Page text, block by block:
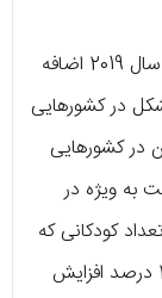
تقریبا 38.2 میلیون کودک زیر 5 سال، در سال 2019 اضافه
در کشورهایی
در کشورهایی
​​به ویژه در
کودکانی که
زیر 5 سال هستند از سال 2000 نزدیک به 24 درصد افزایش